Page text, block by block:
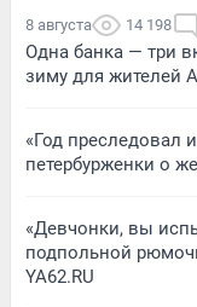
8 августа 14 198
Одна банка — три
зиму для жителей
«Год преследовал
петербурженки о
«Девчонки, вы
подпольной
YA62.RU